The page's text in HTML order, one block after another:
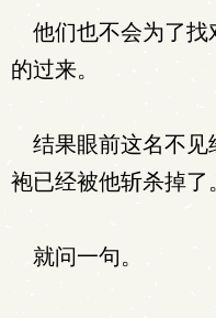
他们也不会为了找
的过来。
结果眼前这名不见
袍已经被他斩杀掉了
就问一句。